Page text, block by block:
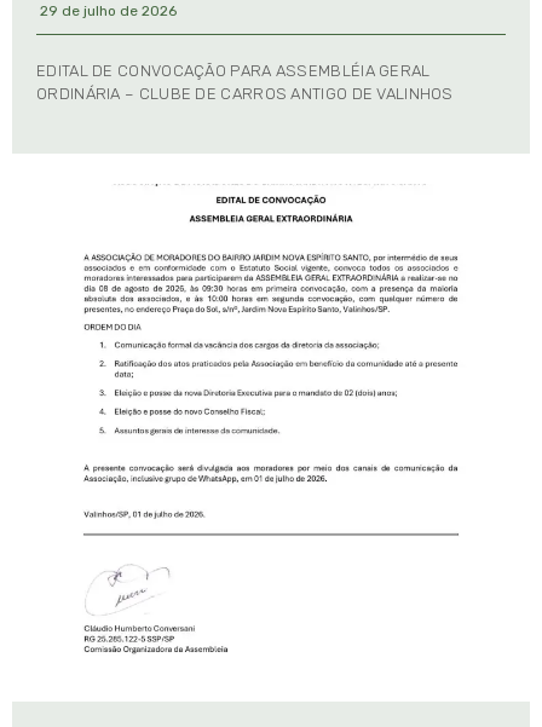
29 de julho de 2026
EDITAL DE CONVOCAÇÃO PARA ASSEMBLÉIA GERAL
ORDINÁRIA – CLUBE DE CARROS ANTIGO DE VALINHOS